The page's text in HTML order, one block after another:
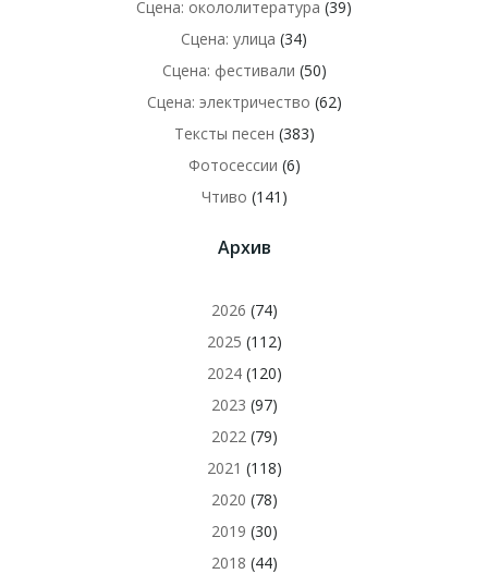
Сцена: окололитература (39)
Сцена: улица (34)
Сцена: фестивали (50)
Сцена: электричество (62)
Тексты песен (383)
Фотосессии (6)
Чтиво (141)
Архив
2026 (74)
2025 (112)
2024(120)
2023 (97)
2022(79)
2021 (118)
2020 (78)
2019 (30)
2018 (44)